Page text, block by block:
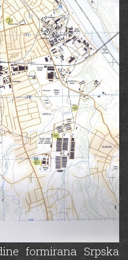
formirana Srpska